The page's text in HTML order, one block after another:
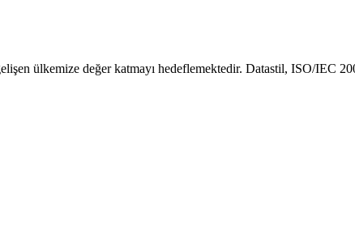
ülkemize değer katmayı hedeflemektedir. Datastil, ISO/IEC